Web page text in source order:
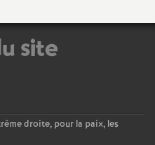
é
r
site
droite, pour la paix, les